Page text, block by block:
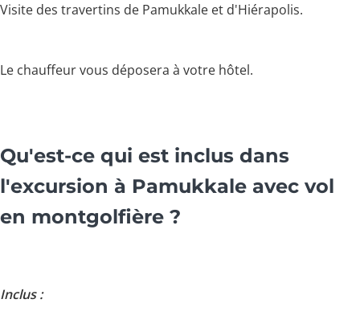
Visite des travertins de Pamukkale et d'Hiérapolis.
Le chauffeur vous déposera à votre hôtel.
Qu'est-ce qui est inclus dans
l'excursion à Pamukkale avec vol
en montgolfière ?
Inclus :